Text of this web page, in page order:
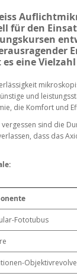
für den
es eine
und
die Komfort und
vergessen sind die
dass das
Fototubus